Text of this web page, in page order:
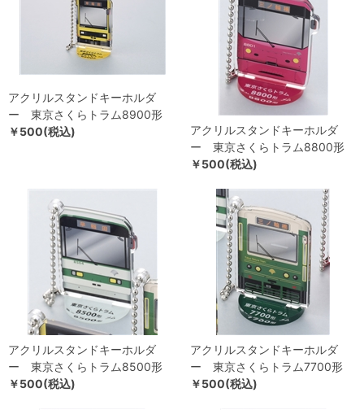
アクリルスタンドキーホルダ
ー 東京さくらトラム8900形
￥500(税込)
アクリルスタンドキーホルダ
ー 東京さくらトラム8800形
￥500(税込)
アクリルスタンドキーホルダ
ー 東京さくらトラム8500形
￥500(税込)
アクリルスタンドキーホルダ
ー 東京さくらトラム7700形
￥500(税込)